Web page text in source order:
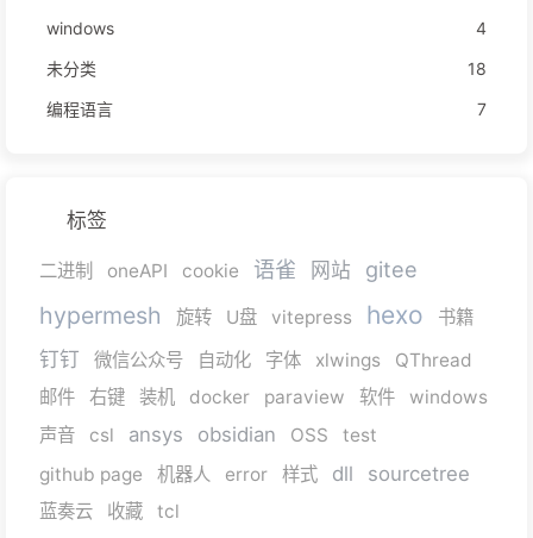
windows
4
未分类
18
编程语言
7
标签
二进制 oneAPI cookie 语雀 网站 gitee
hypermesh 旋转 U盘 vitepress hexo 书籍
钉钉 微信公众号 自动化 字体 xlwings
QThread
邮件
右键 装机 docker paraview 软件
windows
声音
csl ansys obsidian OSS
test
github page
机器人 error 样式 dll sourcetree
蓝奏云 收藏 tcl